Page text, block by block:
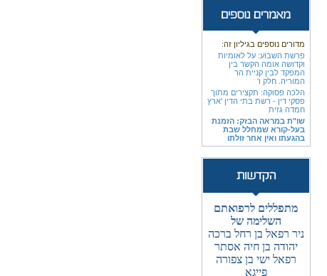
מדורים נוספים בגיליון זה:
פרשת השבוע: על לאומיות
וקדושה אומה הקשר בין
המפקד לבין קניית הר
המוריה. חלק ו'
הלכה פסוקה: תקצירים מתוך
פסקי דין - רשת בתי הדין 'ארץ
חמדה גזית
שו"ת במראה הבזק: הזמנת
בעל-קורא שמחלל שבת
בהגעתו ואין אחר זולתו
מתפללים לרפואתם
השלימה של
ניר רפאל בן רחל ברכה
יהודה בן חיה אסתר
רפאל ישי בן צפורה
פייגא